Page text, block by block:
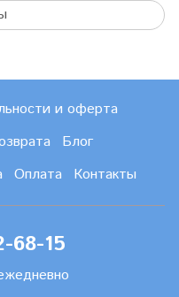
и оферта
Блог
Оплата Контакты
68-15